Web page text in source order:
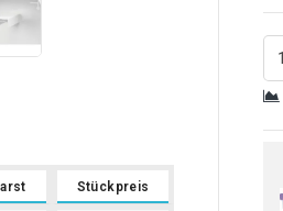
Stückpreis